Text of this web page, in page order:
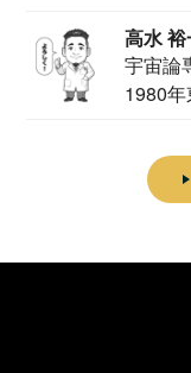
高水 裕
宇宙論
1980